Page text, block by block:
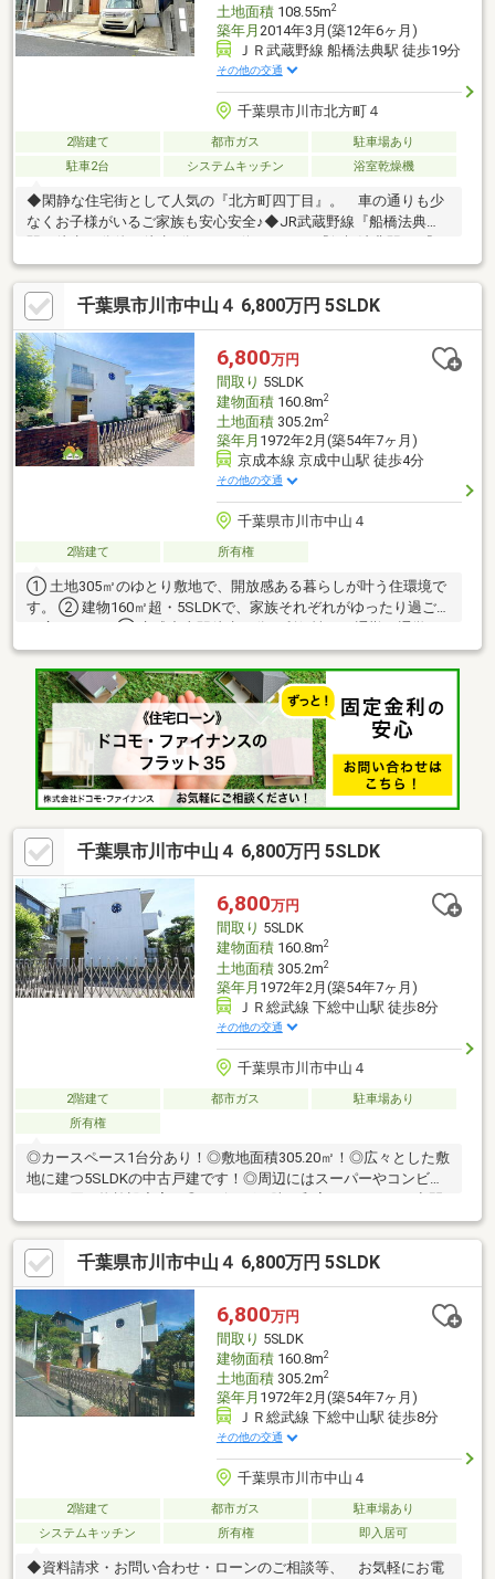
土地面積108.55m2
築年月 2014年3月(築12年6ヶ月)
ＪＲ武蔵野線 船橋法典駅 徒歩19分
その他の交通
千葉県市川市北方町４
2階建て 都市ガス
駐車場あり
駐車2台
システムキッチン 浴室乾燥機
◆閑静な住宅街として人気の『北方町四丁目』。 車の通りも少
なくお子様がいるご家族も安心安全♪◆JR武蔵野線『船橋法典
船橋駅』を結ぶ バスもあります♪◆前面道路は、お車の出し入れ
も楽々の幅員約5m！ 開放感と陽当り良好な一戸建！◆カースペ
ースは、嬉しい縦列駐車で2台分！◆随所に効率よく配された収
納が十分な広さとスッキリ とした住空間を実現！
千葉県市川市中山４ 6,800万円 5SLDK
6,800万円
間取り 5SLDK
建物面積160.8m2
土地面積305.2m2
築年月 1972年2月(築54年7ヶ月)
京成本線 京成中山駅 徒歩4分
その他の交通
千葉県市川市中山４
2階建て 所有権
① 土地305㎡のゆとり敷地で、開放感ある暮らしが叶う住環境で
す。 ② 建物160㎡超・5SLDKで、家族それぞれがゆったり過ごせ
スムーズです。 ④ 法華経寺や表参道が近く、落ち着いた雰囲気
と風情を感じられます。 ⑤ 庭の6.6帖物置が便利で、アウトドア
用品や大型アイテムの収納に最適です。
千葉県市川市中山４ 6,800万円 5SLDK
6,800万円
間取り 5SLDK
建物面積160.8m2
土地面積305.2m2
築年月 1972年2月(築54年7ヶ月)
ＪＲ総武線 下総中山駅 徒歩8分
その他の交通
千葉県市川市中山４
2階建て 都市ガス
駐車場あり
所有権
◎カースペース1台分あり！◎敷地面積305.20㎡！◎広々とした敷
地に建つ5SLDKの中古戸建です！◎周辺にはスーパーやコンビニ
を御提供いたします。◎広めの納戸付！季節物の収納や趣味のお
部屋など、用途いろいろです！◎お庭がありお子様も安心して遊
べます！◎LDKは家具を置いてもゆとりある広さ！家族団らんの
時間をゆったり過ごすことができますね！
千葉県市川市中山４ 6,800万円 5SLDK
6,800万円
間取り 5SLDK
建物面積160.8m2
土地面積305.2m2
築年月 1972年2月(築54年7ヶ月)
ＪＲ総武線 下総中山駅 徒歩8分
その他の交通
千葉県市川市中山４
2階建て 都市ガス
駐車場あり
システムキッチン
所有権 即入居可
◆資料請求・お問い合わせ・ローンのご相談等、 お気軽にお電